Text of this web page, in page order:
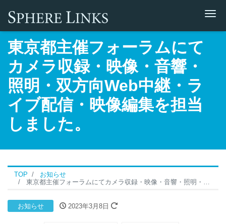
東京都主催フォーラムにて
カメラ収録・映像・音響・
照明・双方向Web中継・ラ
イブ配信・映像編集を担当
しました。
TOP
お知らせ
東京都主催フォーラムにてカメラ収録・映像・音響・照明・双方向Web中継・ライブ配信・映像編集を担当しました。
お知らせ 2023年3月8日